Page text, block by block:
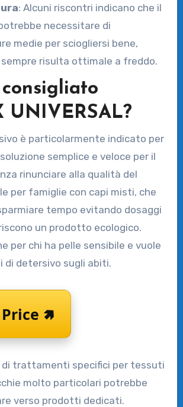
: Alcuni riscontri indicano che il
necessitare di
medie per sciogliersi bene,
sempre risulta ottimale a freddo.
UNIVERSAL?
è particolarmente indicato per
semplice e veloce per il
rinunciare alla qualità del
per famiglie con capi misti, che
tempo evitando dosaggi
un prodotto ecologico.
per chi ha pelle sensibile e vuole
di detersivo sugli abiti.
🢅
di trattamenti specifici per tessuti
molto particolari potrebbe
verso prodotti dedicati.